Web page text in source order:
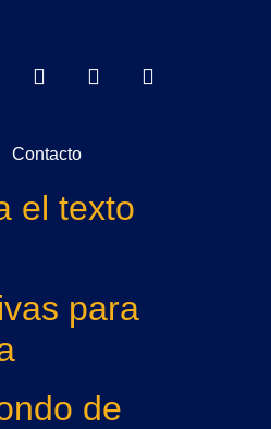
Contacto
el texto
para
de